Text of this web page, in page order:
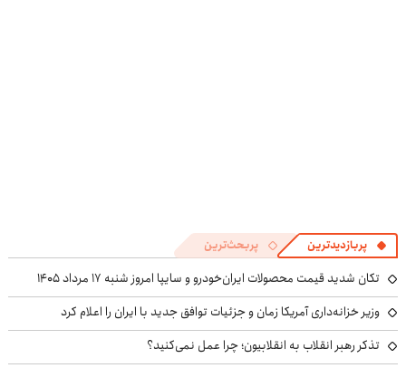
پربازدیدترین پربحث‌ترین
تکان شدید قیمت محصولات ایران‌خودرو و سایپا امروز شنبه ۱۷ مرداد ۱۴۰۵
وزیر خزانه‌داری آمریکا زمان و جزئیات توافق جدید با ایران را اعلام کرد
تذکر رهبر انقلاب به انقلابیون؛ چرا عمل نمی‌کنید؟